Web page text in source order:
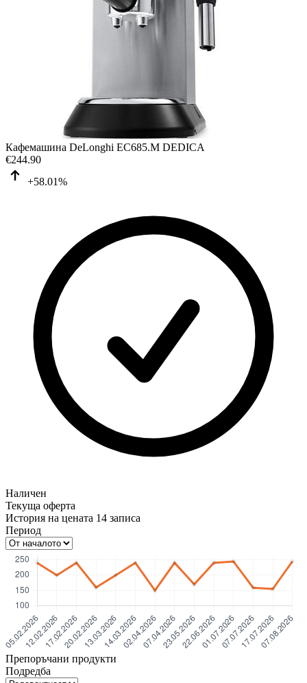
Кафемашина DeLonghi EC685.M DEDICA
€244.90
+58.01%
Наличен
Текуща оферта
История на цената 14 записа
Период
Препоръчани продукти
Подредба